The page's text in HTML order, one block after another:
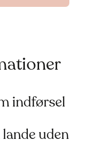
indførsel
uden